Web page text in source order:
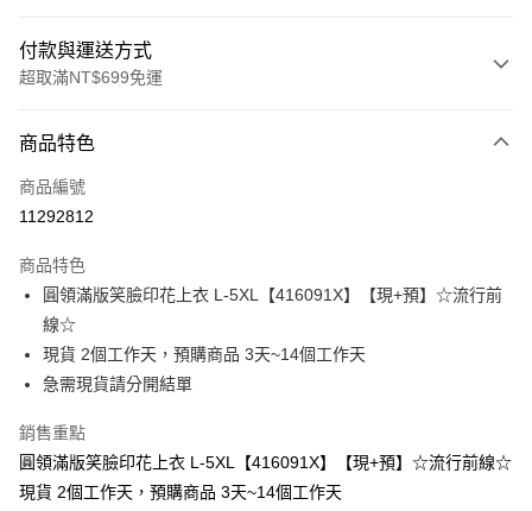
付款與運送方式
超取滿NT$699免運
信用卡一次付款
超商取貨付款
Apple Pay
街口支付
悠遊付
Google Pay
全支付
商品特色
商品編號
11292812
商品特色
圓領滿版笑臉印花上衣 L-5XL【416091X】【現+預】☆流行前
線☆
現貨 2個工作天，預購商品 3天~14個工作天
急需現貨請分開結單
銷售重點
圓領滿版笑臉印花上衣 L-5XL【416091X】【現+預】☆流行前線☆
現貨 2個工作天，預購商品 3天~14個工作天